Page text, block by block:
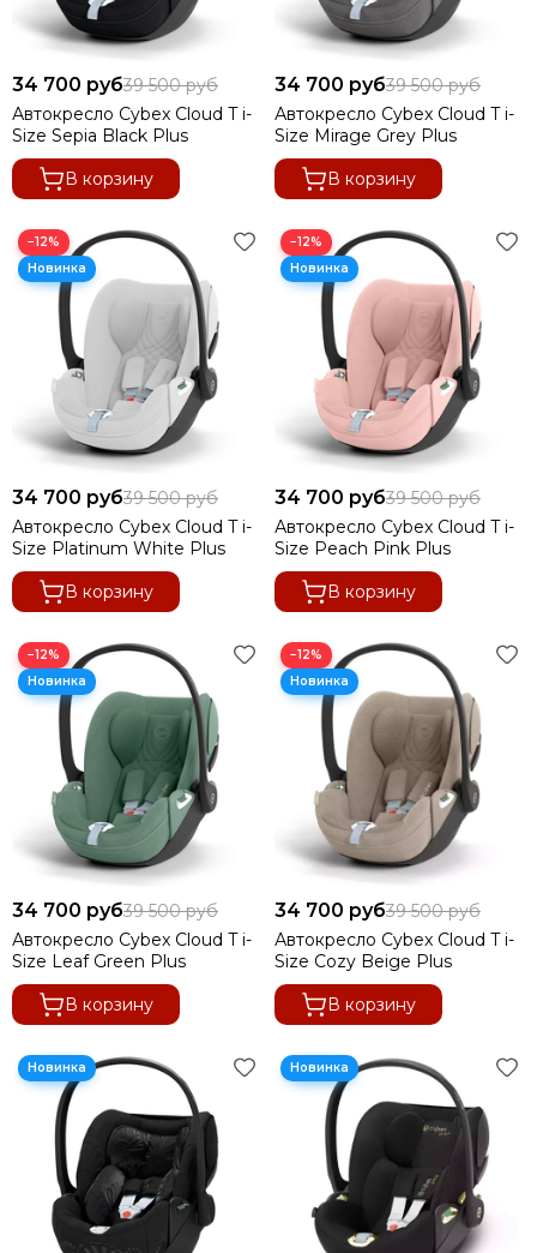
34 700 руб39 500 руб
Автокресло Cybex Cloud T i-
Size Sepia Black Plus
В корзину
34 700 руб39 500 руб
Автокресло Cybex Cloud T i-
Size Mirage Grey Plus
В корзину
−12%
34 700 руб39 500 руб
Автокресло Cybex Cloud T i-
Size Platinum White Plus
В корзину
−12%
34 700 руб39 500 руб
Автокресло Cybex Cloud T i-
Size Peach Pink Plus
В корзину
−12%
34 700 руб39 500 руб
Автокресло Cybex Cloud T i-
Size Leaf Green Plus
В корзину
−12%
34 700 руб39 500 руб
Автокресло Cybex Cloud T i-
Size Cozy Beige Plus
В корзину